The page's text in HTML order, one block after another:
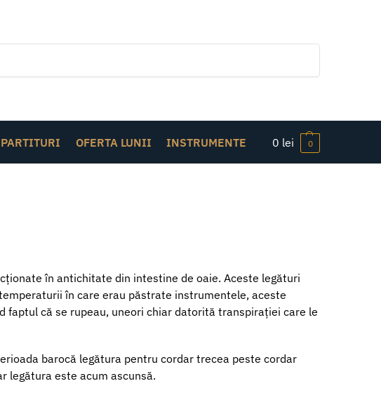
PARTITURI OFERTA LUNII INSTRUMENTE 0 lei 0
în antichitate din intestine de oaie. Aceste legături
în care erau păstrate instrumentele, aceste
faptul că se rupeau, uneori chiar datorită transpirației care le
barocă legătura pentru cordar trecea peste cordar
legătura este acum ascunsă.